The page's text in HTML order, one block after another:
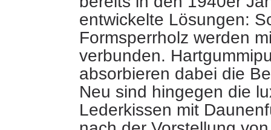
entwickelte Lösungen:
Formsperrholz werden
verbunden.
absorbieren dabei die
Neu sind hingegen die
Lederkissen mit